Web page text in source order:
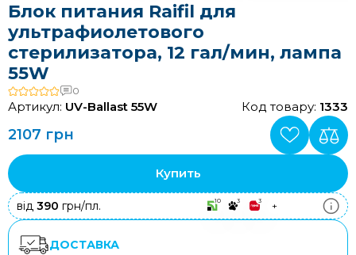
Блок питания Raifil для
ультрафиолетового
стерилизатора, 12 гал/мин, лампа
55W
0
Артикул: UV-Ballast 55W Код товару: 1333
2107 грн
Купить
від 390 грн/пл. 10 3 3 +
ДОСТАВКА